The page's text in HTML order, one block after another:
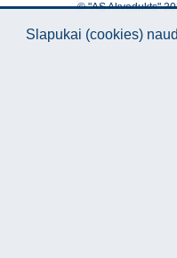
© "AS Akvedukts"
Slapukai (cookies)